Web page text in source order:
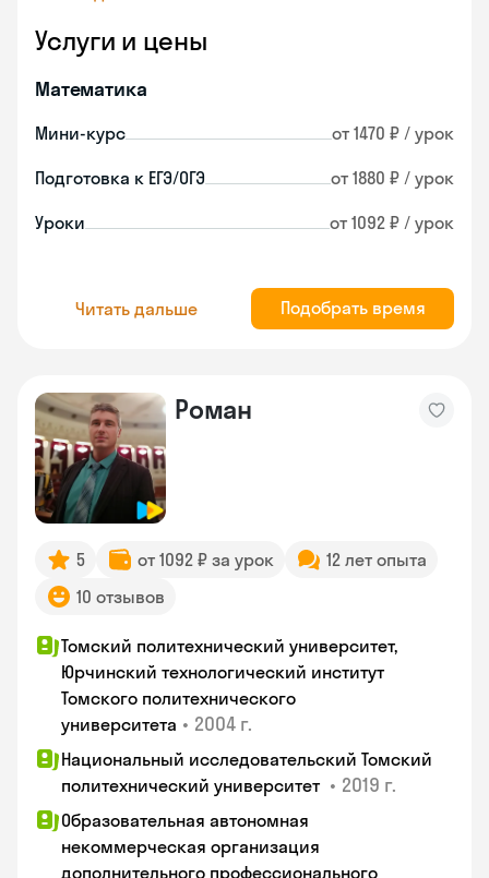
Услуги и цены
Математика
Мини-курс от 1470 ₽ / урок
Подготовка к ЕГЭ/ОГЭ от 1880 ₽ / урок
Уроки от 1092 ₽ / урок
Читать дальше Подобрать время
Роман
5 от 1092 ₽ за урок
12 лет опыта
10 отзывов
Томский политехнический университет,
Юрчинский технологический институт
Томского политехнического
университета • 2004 г.
Национальный исследовательский Томский
политехнический университет • 2019 г.
Образовательная автономная
некоммерческая организация
дополнительного профессионального